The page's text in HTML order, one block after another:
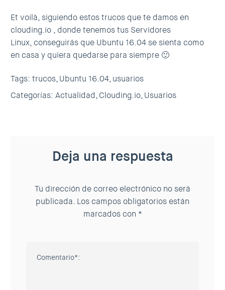
Et voilà, siguiendo estos trucos que te damos en
clouding.io , donde tenemos tus Servidores
Linux, conseguirás que Ubuntu 16.04 se sienta como
en casa y quiera quedarse para siempre 🙂
Tags: trucos,Ubuntu 16.04,usuarios
Categorías: Actualidad,Clouding.io,Usuarios
Deja una respuesta
Tu dirección de correo electrónico no será
publicada. Los campos obligatorios están
marcados con *